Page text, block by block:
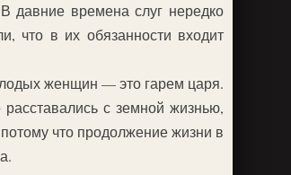
давние времена слуг нередко
что в их обязанности входит
женщин — это гарем царя.
с земной жизнью,
что продолжение жизни в